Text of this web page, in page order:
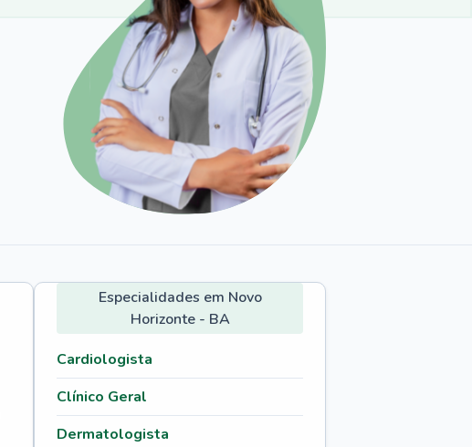
Especialidades em Novo
Horizonte - BA
Cardiologista
Clínico Geral
Dermatologista